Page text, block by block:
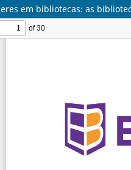
em bibliotecas: as